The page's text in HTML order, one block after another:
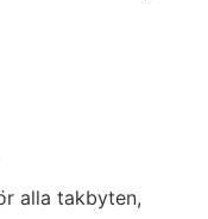
alla takbyten,